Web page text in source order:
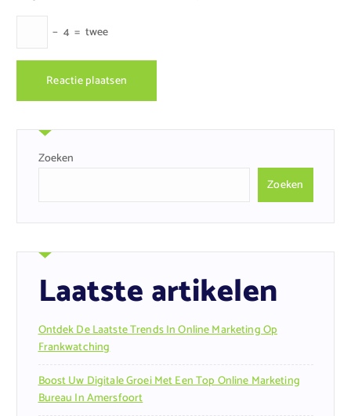
− 4 = twee
Zoeken
Zoeken
Laatste artikelen
Ontdek De Laatste Trends In Online Marketing Op
Frankwatching
Boost Uw Digitale Groei Met Een Top Online Marketing
Bureau In Amersfoort